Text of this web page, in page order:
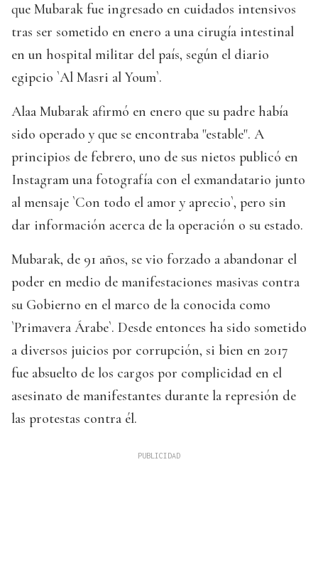
que Mubarak fue ingresado en cuidados intensivos
tras ser sometido en enero a una cirugía intestinal
en un hospital militar del país, según el diario
egipcio `Al Masri al Youm`.
Alaa Mubarak afirmó en enero que su padre había
sido operado y que se encontraba "estable". A
principios de febrero, uno de sus nietos publicó en
Instagram una fotografía con el exmandatario junto
al mensaje `Con todo el amor y aprecio`, pero sin
dar información acerca de la operación o su estado.
Mubarak, de 91 años, se vio forzado a abandonar el
poder en medio de manifestaciones masivas contra
su Gobierno en el marco de la conocida como
`Primavera Árabe`. Desde entonces ha sido sometido
a diversos juicios por corrupción, si bien en 2017
fue absuelto de los cargos por complicidad en el
asesinato de manifestantes durante la represión de
las protestas contra él.